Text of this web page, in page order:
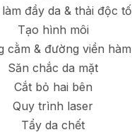
đầy da & thải độc tố
Tạo hình môi
cằm & đường viền hàm
Săn chắc da mặt
Cắt bỏ hai bên
Quy trình laser
Tẩy da chết